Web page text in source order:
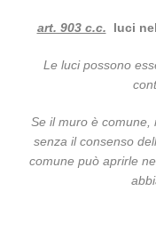
art. 903 c.c. luci
Le luci possono
Se il muro è comune,
senza il consenso
comune può aprirle